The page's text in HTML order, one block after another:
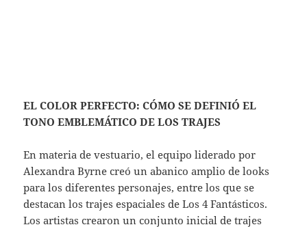
EL COLOR PERFECTO: CÓMO SE DEFINIÓ EL
TONO EMBLEMÁTICO DE LOS TRAJES
En materia de vestuario, el equipo liderado por
Alexandra Byrne creó un abanico amplio de looks
para los diferentes personajes, entre los que se
destacan los trajes espaciales de Los 4 Fantásticos.
Los artistas crearon un conjunto inicial de trajes